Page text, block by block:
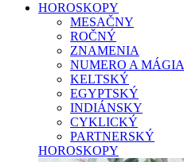
HOROSKOPY
MESAČNY
ROČNÝ
ZNAMENIA
NUMERO A MÁGIA
KELTSKÝ
EGYPTSKÝ
INDIÁNSKY
CYKLICKÝ
PARTNERSKÝ
HOROSKOPY